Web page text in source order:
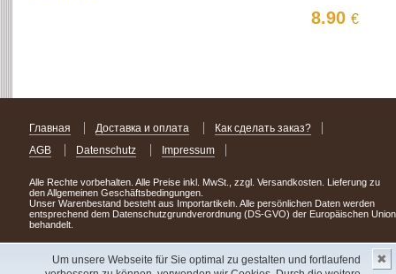
Um unsere Webseite für Sie optimal zu gestalten und fortlaufend
✖
8.90€
Главная Доставка и оплата
Как сделать заказ?
AGB
Datenschutz Impressum
Alle Rechte vorbehalten. Alle Preise inkl. MwSt., zzgl. Versandkosten. Lieferung zu
den Allgemeinen Geschäftsbedingungen.
Unser Warenbestand besteht aus Importartikeln. Alle persönlichen Daten werden
entsprechend dem Datenschutzgrundverordnung (DS-GVO) der Europäischen Union
behandelt.
Сделав заказ сегодня, уже через день или два Вы можете стать обладателем
НОВИНКИ из Германии! Удачного поиска!